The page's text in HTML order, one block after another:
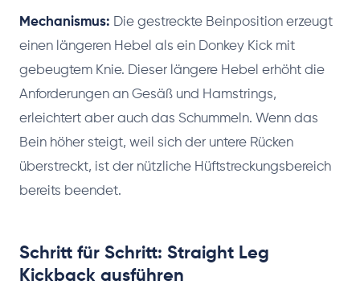
Mechanismus: Die gestreckte Beinposition erzeugt
einen längeren Hebel als ein Donkey Kick mit
gebeugtem Knie. Dieser längere Hebel erhöht die
Anforderungen an Gesäß und Hamstrings,
erleichtert aber auch das Schummeln. Wenn das
Bein höher steigt, weil sich der untere Rücken
überstreckt, ist der nützliche Hüftstreckungsbereich
bereits beendet.
Schritt für Schritt: Straight Leg
Kickback ausführen